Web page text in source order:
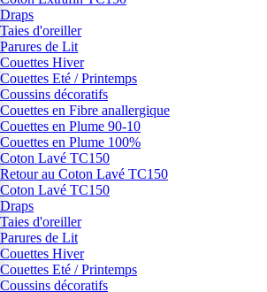
Draps
Taies d'oreiller
Parures de Lit
Couettes Hiver
Couettes Eté / Printemps
Coussins décoratifs
Couettes en Fibre anallergique
Couettes en Plume 90-10
Couettes en Plume 100%
Coton Lavé TC150
Retour au Coton Lavé TC150
Coton Lavé TC150
Draps
Taies d'oreiller
Parures de Lit
Couettes Hiver
Couettes Eté / Printemps
Coussins décoratifs